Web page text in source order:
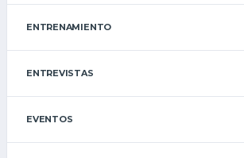
ENTRENAMIENTO
ENTREVISTAS
EVENTOS